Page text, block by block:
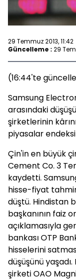
29 Temmuz 2013, 11:42
Güncelleme : 29
(16:44'te
Samsung
arasındaki
şirketlerinin
piyasalar
Çin'in en büyük
Cement Co. 3
kaydetti.
hisse-fiyat
düştü. Hindistan
başkanının faiz
açıklamasıyla
bankası OTP
hisselerini
düşüşünü
şirketi OAO